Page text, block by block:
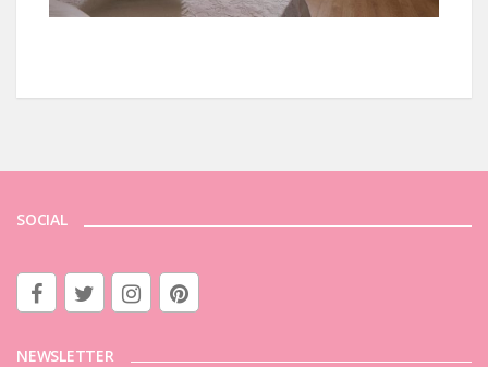
SOCIAL
NEWSLETTER